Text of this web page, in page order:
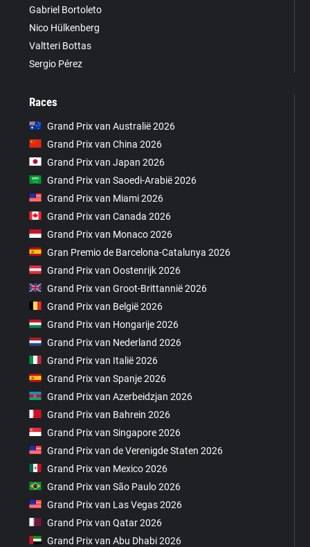
Gabriel Bortoleto
Nico Hülkenberg
Valtteri Bottas
Sergio Pérez
Races
Grand Prix van Australië 2026
Grand Prix van China 2026
Grand Prix van Japan 2026
Grand Prix van Saoedi-Arabië 2026
Grand Prix van Miami 2026
Grand Prix van Canada 2026
Grand Prix van Monaco 2026
Gran Premio de Barcelona-Catalunya 2026
Grand Prix van Oostenrijk 2026
Grand Prix van Groot-Brittannië 2026
Grand Prix van België 2026
Grand Prix van Hongarije 2026
Grand Prix van Nederland 2026
Grand Prix van Italië 2026
Grand Prix van Spanje 2026
Grand Prix van Azerbeidzjan 2026
Grand Prix van Bahrein 2026
Grand Prix van Singapore 2026
Grand Prix van de Verenigde Staten 2026
Grand Prix van Mexico 2026
Grand Prix van São Paulo 2026
Grand Prix van Las Vegas 2026
Grand Prix van Qatar 2026
Grand Prix van Abu Dhabi 2026